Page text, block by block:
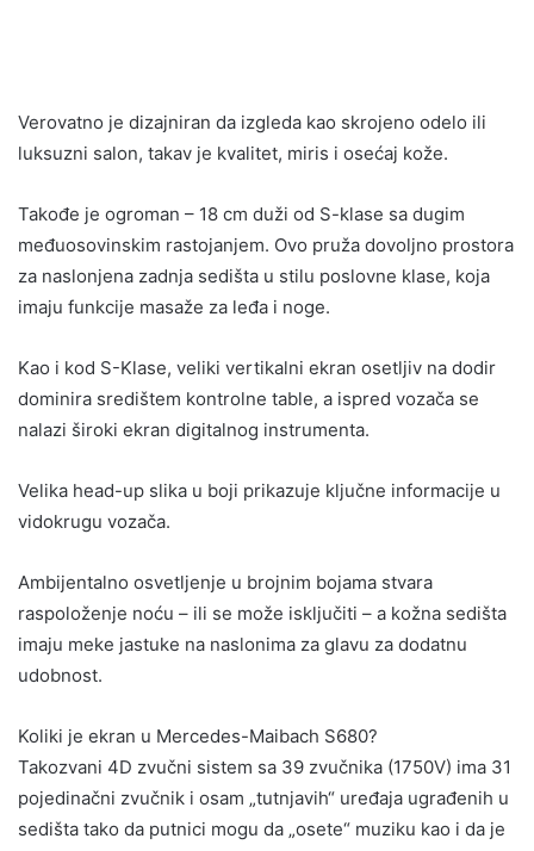
Verovatno je dizajniran da izgleda kao skrojeno odelo ili
luksuzni salon, takav je kvalitet, miris i osećaj kože.
Takođe je ogroman – 18 cm duži od S-klase sa dugim
međuosovinskim rastojanjem. Ovo pruža dovoljno prostora
za naslonjena zadnja sedišta u stilu poslovne klase, koja
imaju funkcije masaže za leđa i noge.
Kao i kod S-Klase, veliki vertikalni ekran osetljiv na dodir
dominira središtem kontrolne table, a ispred vozača se
nalazi široki ekran digitalnog instrumenta.
Velika head-up slika u boji prikazuje ključne informacije u
vidokrugu vozača.
Ambijentalno osvetljenje u brojnim bojama stvara
raspoloženje noću – ili se može isključiti – a kožna sedišta
imaju meke jastuke na naslonima za glavu za dodatnu
udobnost.
Koliki je ekran u Mercedes-Maibach S680?
Takozvani 4D zvučni sistem sa 39 zvučnika (1750V) ima 31
pojedinačni zvučnik i osam „tutnjavih“ uređaja ugrađenih u
sedišta tako da putnici mogu da „osete“ muziku kao i da je